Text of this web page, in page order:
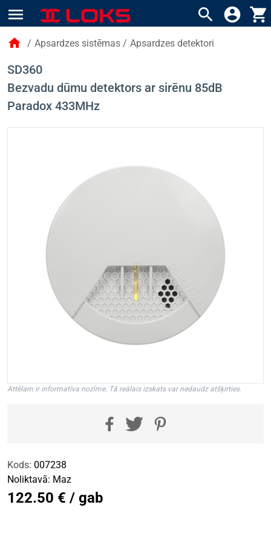
menu search account_circle shopping_cart
home / Apsardzes sistēmas / Apsardzes detektori
SD360
Bezvadu dūmu detektors ar sirēnu 85dB
Paradox 433MHz
Attēlam ir informatīva nozīme. Tā reālais izskats var nedaudz atšķirties.
Kods: 007238
Noliktavā: Maz
122.50 € / gab